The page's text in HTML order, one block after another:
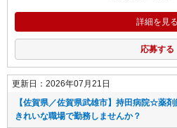
詳細を見る
応募する
更新日：2026年07月21日
【佐賀県／佐賀県武雄市】持田病院☆薬
きれいな職場で勤務しませんか？